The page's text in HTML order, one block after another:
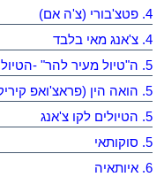
4. פטצ'בורי (צ'ה אם)
4. צ'אנג מאי בלבד
5. ה"טיול מעיר להר" -הטיול המושלם לצפון
5. הואה הין (פראצ'ואפ קיריקאן)
5. הטיולים לקו צ'אנג
5. סוקותאי
6. איותאיה